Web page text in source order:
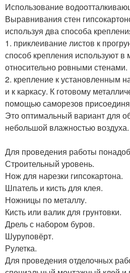
Использование
Выравнивания стен
используя два способа
1. приклеивание листов к
способ крепления используют в
относительно ровными стенами.
2. крепление к установленным
и к каркасу. К готовому
помощью саморезов
Это оптимальный вариант для
небольшой влажностью воздуха.
Для проведения работы
Строительный уровень.
Нож для нарезки гипсокартона.
Шпатель и кисть для клея.
Ножницы по металлу.
Кисть или валик для грунтовки.
Дрель с набором буров.
Шуруповёрт.
Рулетка.
Для проведения отделочных